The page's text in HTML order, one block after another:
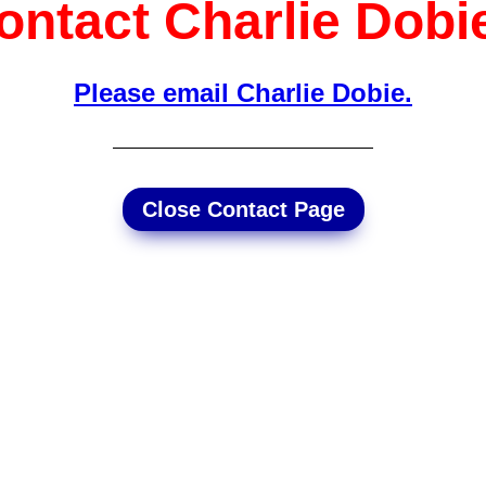
Charlie
Please email Charlie Dobie.
Close Contact Page